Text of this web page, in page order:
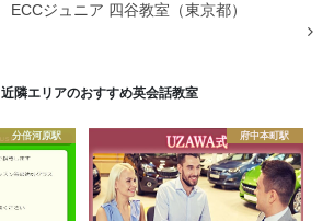
ECCジュニア 四谷教室（東京都）
近隣エリアのおすすめ英会話教室
分倍河原駅 府中本町駅